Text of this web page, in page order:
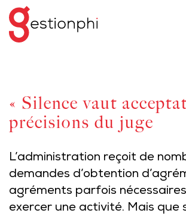
« Silence vaut
précisions du juge
L’administration reçoit de
demandes d’obtention
agréments parfois
exercer une activité. Mais que